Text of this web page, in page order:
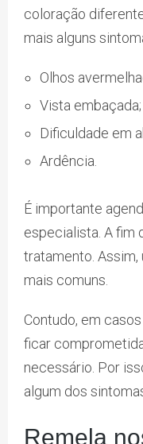
coloração
mais alguns
Olhos
Vista embaçada;
Dificuldade em
Ardência.
É importante
especialista. A fim
tratamento.
mais comuns.
Contudo, em
ficar
necessário. Por
algum dos
Remela